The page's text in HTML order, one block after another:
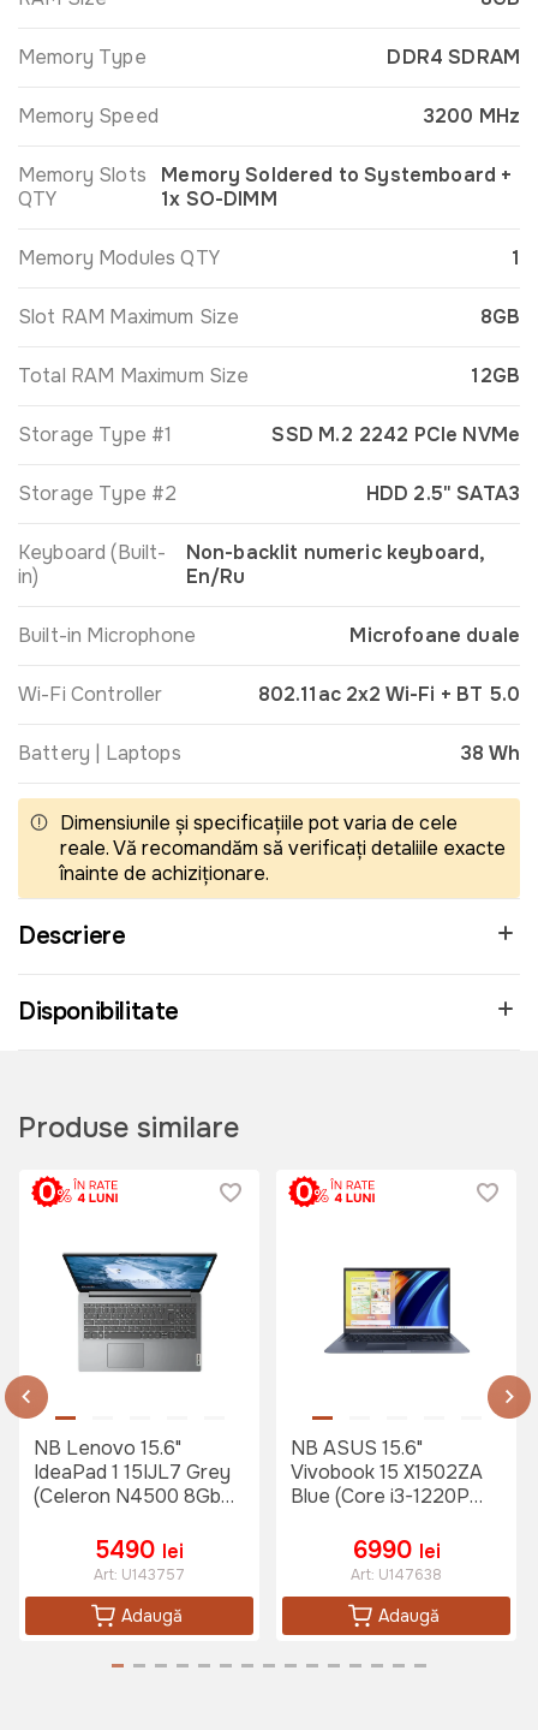
Memory Type DDR4 SDRAM
Memory Speed 3200 MHz
Memory Slots
QTY
Memory Soldered to Systemboard +
1x SO-DIMM
Memory Modules QTY 1
Slot RAM Maximum Size 8GB
Total RAM Maximum Size 12GB
Storage Type #1 SSD M.2 2242 PCIe NVMe
Storage Type #2 HDD 2.5" SATA3
Keyboard (Built-
in)
Non-backlit numeric keyboard,
En/Ru
Built-in Microphone Microfoane duale
Wi-Fi Controller 802.11ac 2x2 Wi-Fi + BT 5.0
Battery | Laptops 38 Wh
Dimensiunile și specificațiile pot varia de cele
reale. Vă recomandăm să verificați detaliile exacte
înainte de achiziționare.
Descriere
Disponibilitate
Produse similare
NB Lenovo 15.6"
IdeaPad 1 15IJL7 Grey
(Celeron N4500 8Gb
5490 lei
Art: U143757
Adaugă
NB ASUS 15.6"
Vivobook 15 X1502ZA
Blue (Core i3-1220P
6990 lei
Art: U147638
Adaugă